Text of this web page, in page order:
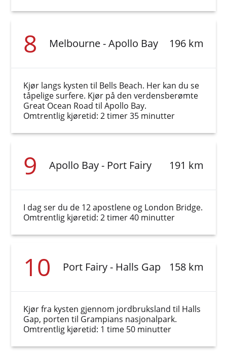
8 Melbourne - Apollo Bay 196 km
Kjør langs kysten til Bells Beach. Her kan du se
tåpelige surfere. Kjør på den verdensberømte
Great Ocean Road til Apollo Bay.
Omtrentlig kjøretid: 2 timer 35 minutter
9 Apollo Bay - Port Fairy 191 km
I dag ser du de 12 apostlene og London Bridge.
Omtrentlig kjøretid: 2 timer 40 minutter
10 Port Fairy - Halls Gap 158 km
Kjør fra kysten gjennom jordbruksland til Halls
Gap, porten til Grampians nasjonalpark.
Omtrentlig kjøretid: 1 time 50 minutter